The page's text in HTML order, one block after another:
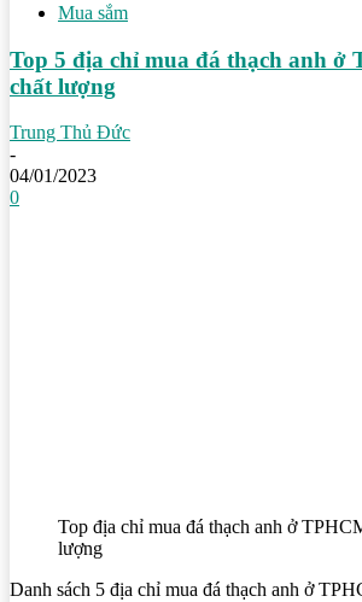
Mua sắm
Top 5 địa chỉ mua đá thạch anh ở
chất lượng
Trung Thủ Đức
-
04/01/2023
0
Top địa chỉ mua đá thạch anh ở
lượng
Danh sách 5 địa chỉ mua đá thạch anh ở